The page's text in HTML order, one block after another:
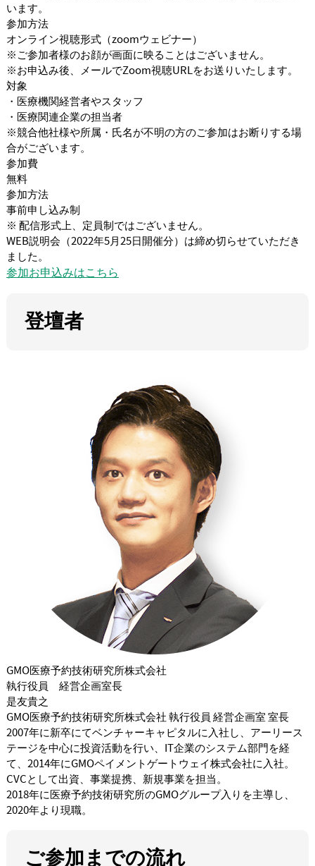
います。
参加方法
オンライン視聴形式（zoomウェビナー）
※ご参加者様のお顔が画面に映ることはございません。
※お申込み後、メールでZoom視聴URLをお送りいたします。
対象
・医療機関経営者やスタッフ
・医療関連企業の担当者
※競合他社様や所属・氏名が不明の方のご参加はお断りする場
合がございます。
参加費
無料
参加方法
事前申し込み制
※ 配信形式上、定員制ではございません。
WEB説明会（2022年5月25日開催分）は締め切らせていただき
ました。
参加お申込みはこちら
登壇者
GMO医療予約技術研究所株式会社
執行役員 経営企画室長
是友貴之
GMO医療予約技術研究所株式会社 執行役員 経営企画室 室長
2007年に新卒にてベンチャーキャピタルに入社し、アーリース
テージを中心に投資活動を行い、IT企業のシステム部門を経
て、2014年にGMOペイメントゲートウェイ株式会社に入社。
CVCとして出資、事業提携、新規事業を担当。
2018年に医療予約技術研究所のGMOグループ入りを主導し、
2020年より現職。
ご参加までの流れ